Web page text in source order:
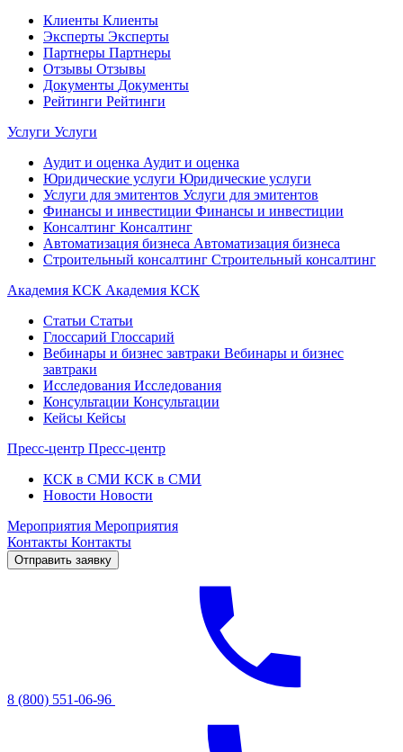
Клиенты Клиенты
Эксперты Эксперты
Партнеры Партнеры
Отзывы Отзывы
Документы Документы
Рейтинги Рейтинги
Услуги Услуги
Аудит и оценка Аудит и оценка
Юридические услуги Юридические услуги
Услуги для эмитентов Услуги для эмитентов
Финансы и инвестиции Финансы и инвестиции
Консалтинг Консалтинг
Автоматизация бизнеса Автоматизация бизнеса
Строительный консалтинг Строительный консалтинг
Академия КСК Академия КСК
Статьи Статьи
Глоссарий Глоссарий
Вебинары и бизнес завтраки Вебинары и бизнес
завтраки
Исследования Исследования
Консультации Консультации
Кейсы Кейсы
Пресс-центр Пресс-центр
КСК в СМИ КСК в СМИ
Новости Новости
Мероприятия Мероприятия
Контакты Контакты
Отправить заявку
8 (800) 551-06-96